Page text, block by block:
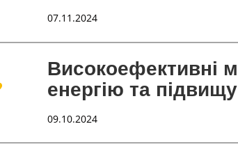
07.11.2024
Високоефективні
енергію та
09.10.2024